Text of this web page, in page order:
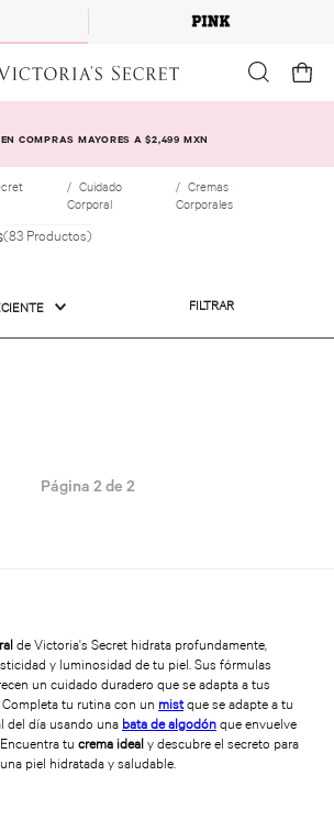
COMPRAS MAYORES A $2,499 MXN
Cuidado
Corporal
Cremas
Corporales
83 Productos
FILTRAR
Página 2 de 2
de Victoria's Secret hidrata profundamente,
y luminosidad de tu piel. Sus fórmulas
un cuidado duradero que se adapta a tus
Completa tu rutina con un mistque se adapte a tu
del día usando una bata de algodón que envuelve
tu crema ideal y descubre el secreto para
una piel hidratada y saludable.